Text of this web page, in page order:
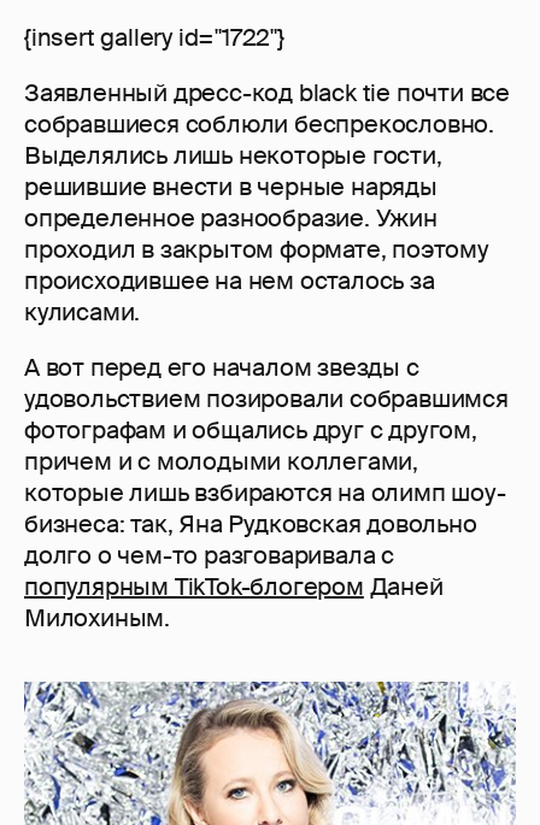
{insert gallery id="1722"}
Заявленный дресс-код black tie почти все
собравшиеся соблюли беспрекословно.
Выделялись лишь некоторые гости,
решившие внести в черные наряды
определенное разнообразие. Ужин
проходил в закрытом формате, поэтому
происходившее на нем осталось за
кулисами.
А вот перед его началом звезды с
удовольствием позировали собравшимся
фотографам и общались друг с другом,
причем и с молодыми коллегами,
которые лишь взбираются на олимп шоу-
бизнеса: так, Яна Рудковская довольно
долго о чем-то разговаривала с
популярным TikTok-блогером Даней
Милохиным.